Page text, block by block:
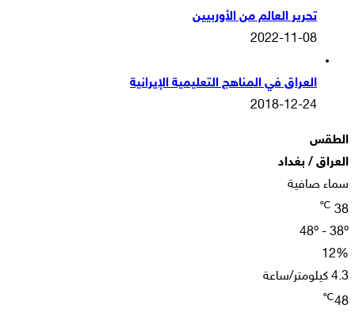
تحرير العالم من الأوربيين
2022-11-08
العراق في المناهج التعليمية الإيرانية
2018-12-24
الطقس
العراق / بغداد
سماء صافية
38
℃
48º - 38º
12%
4.3 كيلومتر/ساعة
48
℃